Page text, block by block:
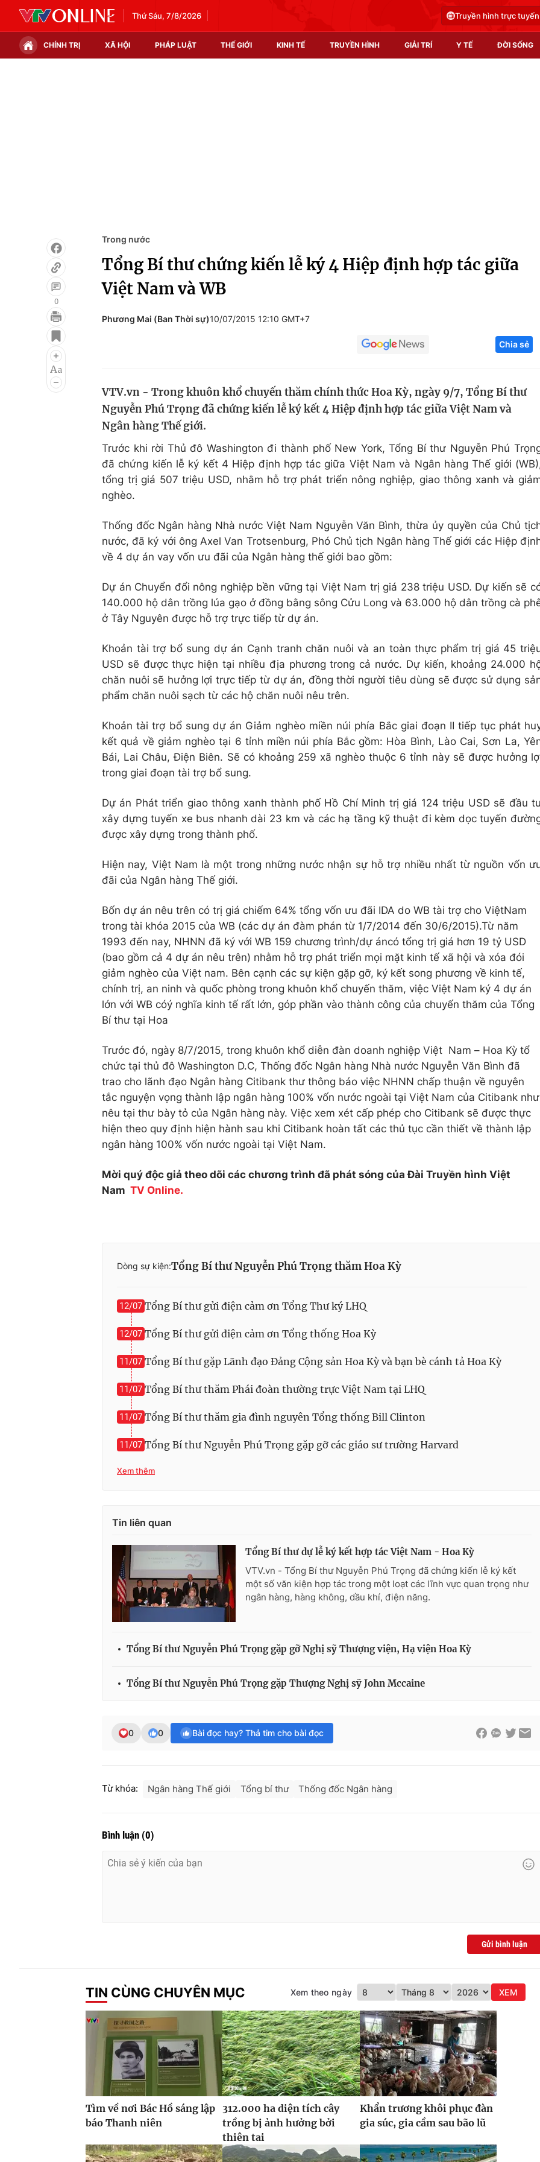
Thứ Sáu, 7/8/2026 Truyền hình trực tuyến
CHÍNH TRỊ XÃ HỘI PHÁP LUẬT THẾ GIỚI KINH TẾ TRUYỀN HÌNH GIẢI TRÍ Y TẾ ĐỜI SỐNG
Infographic
Điện ảnh
Âm nhạc
Chất lượng cuộc sống
Tuyển sinh
Hitech Công
Thị trường
0
Trong nước
Tổng Bí thư chứng kiến lễ ký 4 Hiệp định hợp tác giữa
Việt Nam và WB
Phương Mai (Ban Thời sự)10/07/2015 12:10 GMT+7
Chia sẻ
VTV.vn - Trong khuôn khổ chuyến thăm chính thức Hoa Kỳ, ngày 9/7, Tổng Bí thư
Nguyễn Phú Trọng đã chứng kiến lễ ký kết 4 Hiệp định hợp tác giữa Việt Nam và
Ngân hàng Thế giới.
Trước khi rời Thủ đô Washington đi thành phố New York, Tổng Bí thư Nguyễn Phú
đã chứng kiến lễ ký kết 4 Hiệp định hợp tác giữa Việt Nam và Ngân hàng Thế giới
tổng trị giá 507 triệu USD, nhằm hỗ trợ phát triển nông nghiệp, giao thông xanh và
nghèo.
Thống đốc Ngân hàng Nhà nước Việt Nam Nguyễn Văn Bình, thừa ủy quyền của Chủ
nước, đã ký với ông Axel Van Trotsenburg, Phó Chủ tịch Ngân hàng Thế giới các Hiệp
về 4 dự án vay vốn ưu đãi của Ngân hàng thế giới bao gồm:
Dự án Chuyển đổi nông nghiệp bền vững tại Việt Nam trị giá 238 triệu USD. Dự kiến sẽ
140.000 hộ dân trồng lúa gạo ở đồng bằng sông Cửu Long và 63.000 hộ dân trồng cà
ở Tây Nguyên được hỗ trợ trực tiếp từ dự án.
Khoản tài trợ bổ sung dự án Cạnh tranh chăn nuôi và an toàn thực phẩm trị giá 45
USD sẽ được thực hiện tại nhiều địa phương trong cả nước. Dự kiến, khoảng 24.000
chăn nuôi sẽ hưởng lợi trực tiếp từ dự án, đồng thời người tiêu dùng sẽ được sử dụng
phẩm chăn nuôi sạch từ các hộ chăn nuôi nêu trên.
Khoản tài trợ bổ sung dự án Giảm nghèo miền núi phía Bắc giai đoạn II tiếp tục phát
kết quả về giảm nghèo tại 6 tỉnh miền núi phía Bắc gồm: Hòa Bình, Lào Cai, Sơn La,
Bái, Lai Châu, Điện Biên. Sẽ có khoảng 259 xã nghèo thuộc 6 tỉnh này sẽ được hưởng
trong giai đoạn tài trợ bổ sung.
Dự án Phát triển giao thông xanh thành phố Hồ Chí Minh trị giá 124 triệu USD sẽ đầu
xây dựng tuyến xe bus nhanh dài 23 km và các hạ tầng kỹ thuật đi kèm dọc tuyến
được xây dựng trong thành phố.
Hiện nay, Việt Nam là một trong những nước nhận sự hỗ trợ nhiều nhất từ nguồn vốn
đãi của Ngân hàng Thế giới.
Bốn dự án nêu trên có trị giá chiếm 64% tổng vốn ưu đãi IDA do WB tài trợ cho ViệtNam
trong tài khóa 2015 của WB (các dự án đàm phán từ 1/7/2014 đến 30/6/2015).Từ năm
1993 đến nay, NHNN đã ký với WB 159 chương trình/dự áncó tổng trị giá hơn 19 tỷ USD
(bao gồm cả 4 dự án nêu trên) nhằm hỗ trợ phát triển mọi mặt kinh tế xã hội và xóa đói
giảm nghèo của Việt nam. Bên cạnh các sự kiện gặp gỡ, ký kết song phương về kinh tế,
chính trị, an ninh và quốc phòng trong khuôn khổ chuyến thăm, việc Việt Nam ký 4 dự án
lớn với WB cóý nghĩa kinh tế rất lớn, góp phần vào thành công của chuyến thăm của Tổng
Bí thư tại Hoa
Trước đó, ngày 8/7/2015, trong khuôn khổ diễn đàn doanh nghiệp Việt Nam – Hoa Kỳ tổ
chức tại thủ đô Washington D.C, Thống đốc Ngân hàng Nhà nước Nguyễn Văn Bình đã
trao cho lãnh đạo Ngân hàng Citibank thư thông báo việc NHNN chấp thuận về nguyên
tắc nguyện vọng thành lập ngân hàng 100% vốn nước ngoài tại Việt Nam của Citibank như
nêu tại thư bày tỏ của Ngân hàng này. Việc xem xét cấp phép cho Citibank sẽ được thực
hiện theo quy định hiện hành sau khi Citibank hoàn tất các thủ tục cần thiết về thành lập
ngân hàng 100% vốn nước ngoài tại Việt Nam.
Mời quý độc giả theo dõi các chương trình đã phát sóng của Đài Truyền hình Việt
Nam TV Online.
Dòng sự kiện:Tổng Bí thư Nguyễn Phú Trọng thăm Hoa Kỳ
12/07 Tổng Bí thư gửi điện cảm ơn Tổng Thư ký LHQ
12/07 Tổng Bí thư gửi điện cảm ơn Tổng thống Hoa Kỳ
11/07 Tổng Bí thư gặp Lãnh đạo Đảng Cộng sản Hoa Kỳ và bạn bè cánh tả Hoa Kỳ
11/07 Tổng Bí thư thăm Phái đoàn thường trực Việt Nam tại LHQ
11/07 Tổng Bí thư thăm gia đình nguyên Tổng thống Bill Clinton
11/07 Tổng Bí thư Nguyễn Phú Trọng gặp gỡ các giáo sư trường Harvard
Xem thêm
Tin liên quan
Tổng Bí thư dự lễ ký kết hợp tác Việt Nam - Hoa Kỳ
VTV.vn - Tổng Bí thư Nguyễn Phú Trọng đã chứng kiến lễ ký kết
một số văn kiện hợp tác trong một loạt các lĩnh vực quan trọng như
ngân hàng, hàng không, dầu khí, điện năng.
Tổng Bí thư Nguyễn Phú Trọng gặp gỡ Nghị sỹ Thượng viện, Hạ viện Hoa Kỳ
Tổng Bí thư Nguyễn Phú Trọng gặp Thượng Nghị sỹ John Mccaine
0 0 Bài đọc hay? Thả tim cho bài đọc
Từ khóa: Ngân hàng Thế giới Tổng bí thư Thống đốc Ngân hàng
Bình luận (0)
Gửi bình luận
TIN CÙNG CHUYÊN MỤC Xem theo ngày XEM
Tìm về nơi Bác Hồ sáng lập
báo Thanh niên
312.000 ha diện tích cây
trồng bị ảnh hưởng bởi
thiên tai
Khẩn trương khôi phục đàn
gia súc, gia cầm sau bão lũ